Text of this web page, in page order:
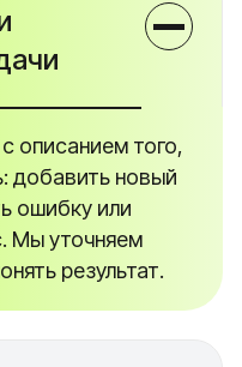
описанием того,
добавить новый
ошибку или
Мы уточняем
результат.